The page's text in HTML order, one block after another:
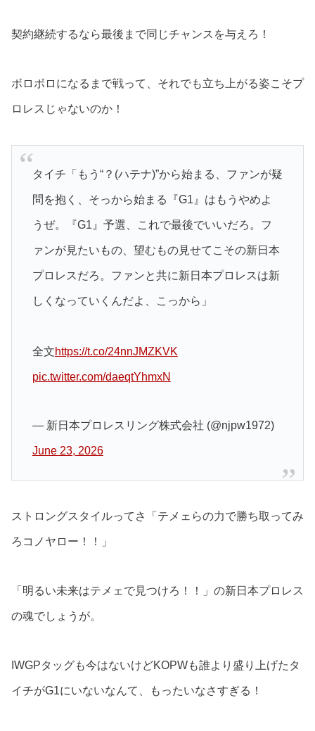
契約継続するなら最後まで同じチャンスを与えろ！
ボロボロになるまで戦って、それでも立ち上がる姿こそプ
ロレスじゃないのか！
タイチ「もう“？(ハテナ)”から始まる、ファンが疑
問を抱く、そっから始まる『G1』はもうやめよ
うぜ。『G1』予選、これで最後でいいだろ。フ
ァンが見たいもの、望むもの見せてこその新日本
プロレスだろ。ファンと共に新日本プロレスは新
しくなっていくんだよ、こっから」
全文https://t.co/24nnJMZKVK
pic.twitter.com/daeqtYhmxN
— 新日本プロレスリング株式会社 (@njpw1972)
June 23, 2026
ストロングスタイルってさ「テメェらの力で勝ち取ってみ
ろコノヤロー！！」
「明るい未来はテメェで見つけろ！！」の新日本プロレス
の魂でしょうが。
IWGPタッグも今はないけどKOPWも誰より盛り上げたタ
イチがG1にいないなんて、もったいなさすぎる！